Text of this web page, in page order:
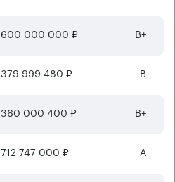
600 000 000 ₽ B+
379 999 480 ₽ B
360 000 400 ₽ B+
712 747 000 ₽ А